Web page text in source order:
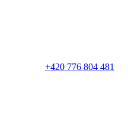
+420 776 804 481